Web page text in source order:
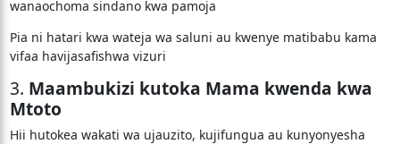
wanaochoma sindano kwa pamoja
Pia ni hatari kwa wateja wa saluni au kwenye matibabu kama
vifaa havijasafishwa vizuri
3. Maambukizi kutoka Mama kwenda kwa
Mtoto
Hii hutokea wakati wa ujauzito, kujifungua au kunyonyesha